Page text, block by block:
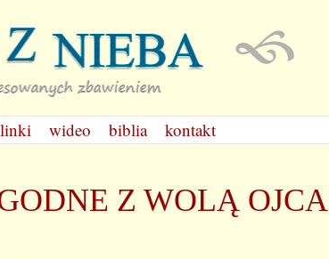
linki wideo biblia kontakt
Z WOLĄ OJCA